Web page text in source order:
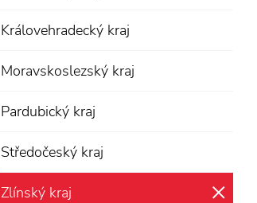
Královehradecký kraj
Moravskoslezský kraj
Pardubický kraj
Středočeský kraj
Zlínský kraj